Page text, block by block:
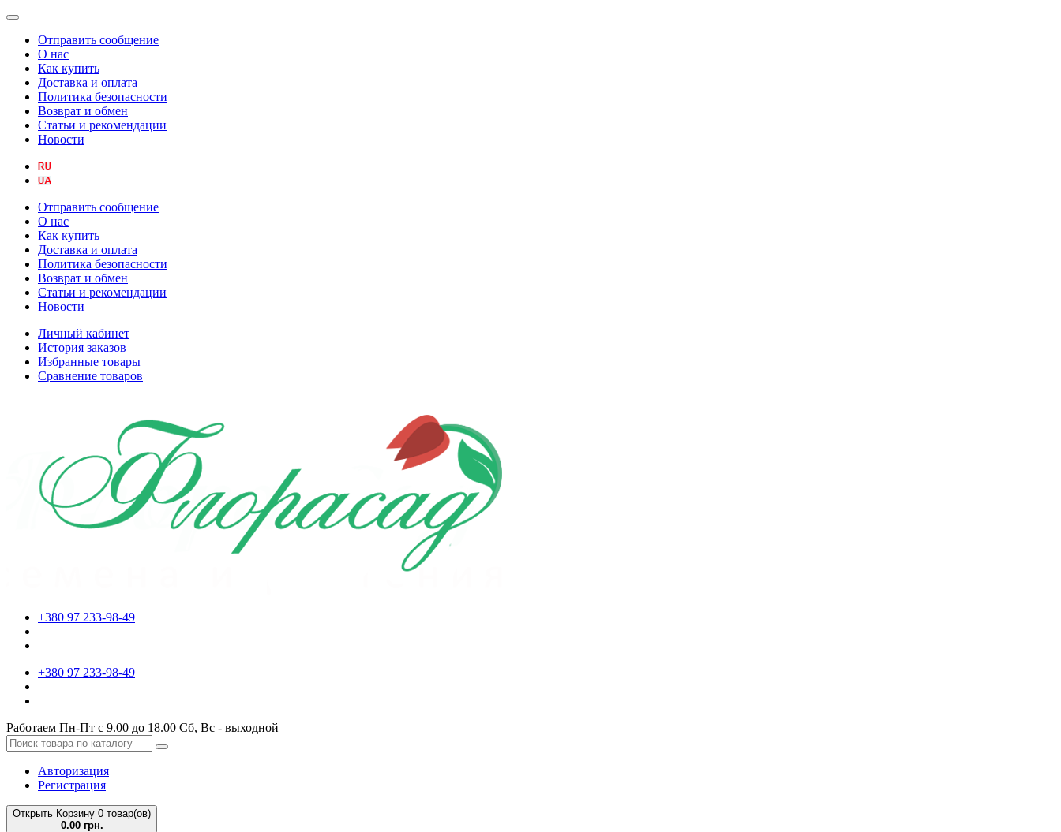
Отправить сообщение
О нас
Как купить
Доставка и оплата
Политика безопасности
Возврат и обмен
Статьи и рекомендации
Новости
Отправить сообщение
О нас
Как купить
Доставка и оплата
Политика безопасности
Возврат и обмен
Статьи и рекомендации
Новости
Личный кабинет
История заказов
Избранные товары
Сравнение товаров
+380 97 233-98-49
+380 97 233-98-49
Работаем Пн-Пт с 9.00 до 18.00 Сб, Вс - выходной
Авторизация
Регистрация
Открыть Корзину 0 товар(ов)
0.00 грн.